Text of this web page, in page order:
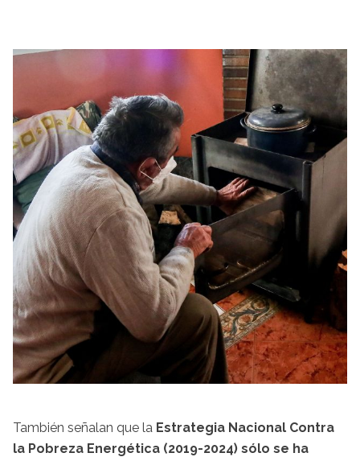
También señalan que la Estrategia Nacional Contra
la Pobreza Energética (2019-2024) sólo se ha